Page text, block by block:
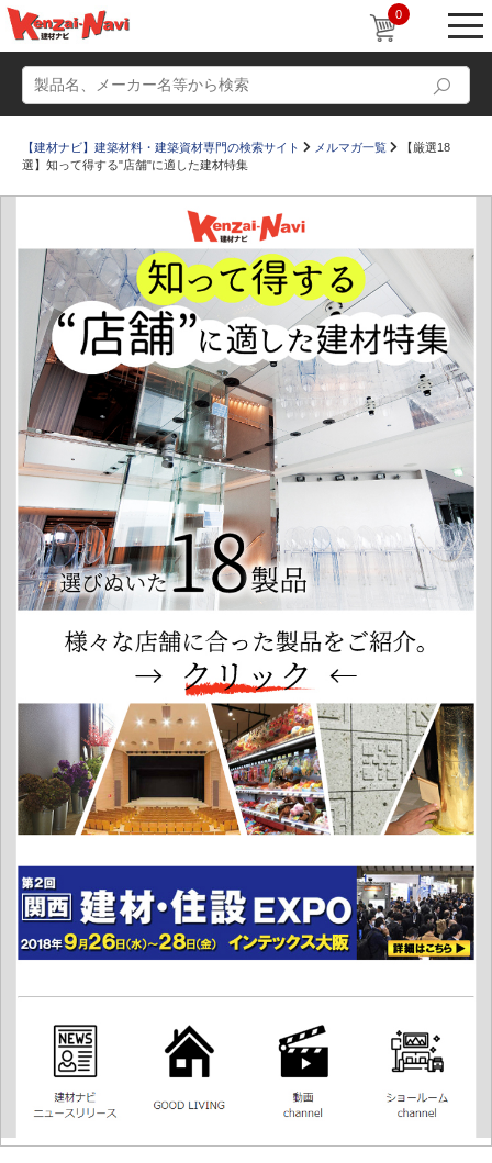
0
動画 ショールーム
かたなび コラム
すまいリング 設計士インタビュー
Q＆A 販売・施工代理店募集
お気に入り
【建材ナビ】建築材料・建築資材専門の検索サイト メルマガ一覧
【厳選18
選】知って得する"店舗"に適した建材特集